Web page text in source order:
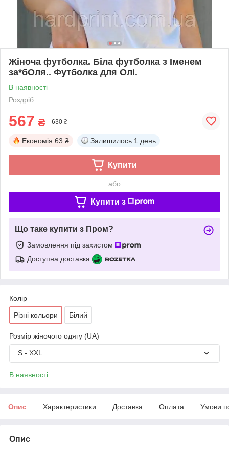
Жіноча футболка. Біла футболка з Іменем
за*бОля.. Футболка для Олі.
В наявності
Роздріб
567 ₴ 630 ₴
Економія 63 ₴ Залишилось 1 день
Купити
або
Купити з
Що таке купити з Пром?
Замовлення під захистом
Доступна доставка
Колір
Різні кольори Білий
Розмір жіночого одягу (UA)
S - XXL
В наявності
Опис Характеристики Доставка Оплата Умови
Опис